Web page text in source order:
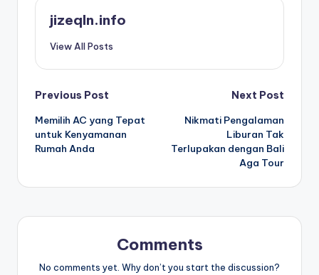
jizeqln.info
View All Posts
Post
navigation
Previous Post
Memilih AC yang Tepat
untuk Kenyamanan
Rumah Anda
Next Post
Nikmati Pengalaman
Liburan Tak
Terlupakan dengan Bali
Aga Tour
Comments
No comments yet. Why don’t you start the discussion?